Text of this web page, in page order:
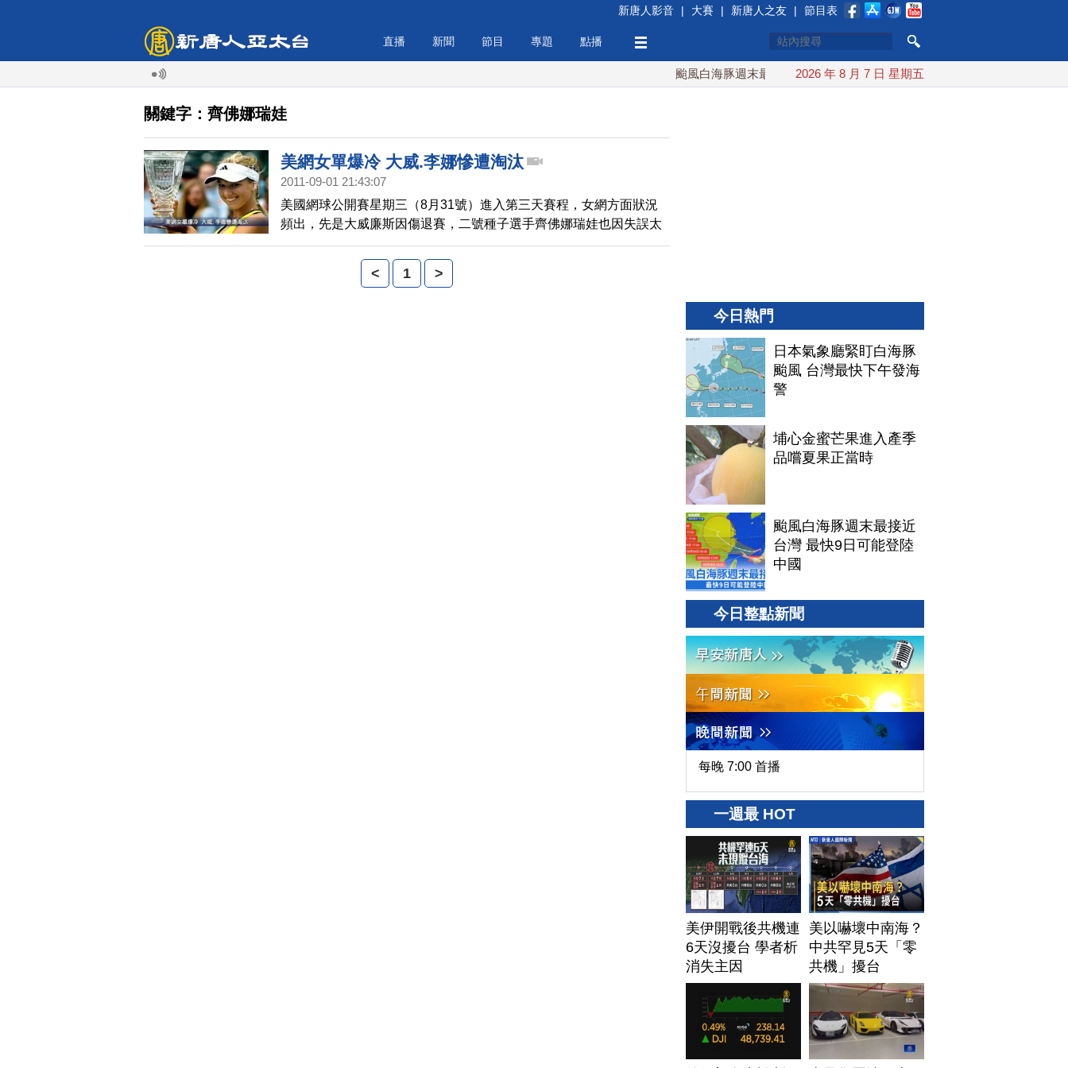
新唐人影音 | 大賽 | 新唐人之友 | 節目表
直播 新聞 節目 專題 點播
颱風白海豚週末最接近台灣 最快9日可能登陸中國
2026 年 8 月 7 日 星期五
關鍵字：齊佛娜瑞娃
美網女單爆冷 大威.李娜慘遭淘汰
2011-09-01 21:43:07
美國網球公開賽星期三（8月31號）進入第三天賽程，女網方面狀況
頻出，先是大威廉斯因傷退賽，二號種子選手齊佛娜瑞娃也因失誤太
多差點落馬，最後艱難晉級，而在今年法網冠軍的中國選手李娜日前
也同樣爆冷門，首輪比賽就被羅馬尼亞19歲小將哈蕾普以直落二淘
< 1 >
今日熱門
日本氣象廳緊盯白海豚
颱風 台灣最快下午發海
警
埔心金蜜芒果進入產季
品嚐夏果正當時
颱風白海豚週末最接近
台灣 最快9日可能登陸
中國
今日整點新聞
每晚 7:00 首播
一週最 HOT
美伊開戰後共機連
6天沒擾台 學者析
消失主因
美以嚇壞中南海？
中共罕見5天「零
共機」擾台